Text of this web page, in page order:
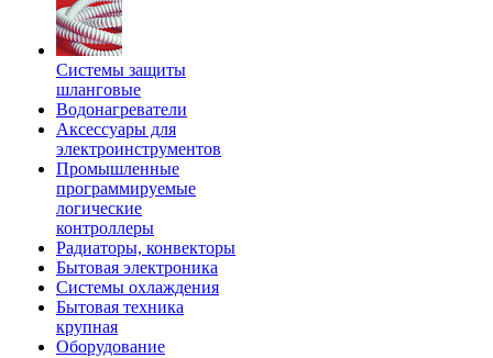
Системы защиты
шланговые
Водонагреватели
Аксессуары для
электроинструментов
Промышленные
программируемые
логические
контроллеры
Радиаторы, конвекторы
Бытовая электроника
Системы охлаждения
Бытовая техника
крупная
Оборудование